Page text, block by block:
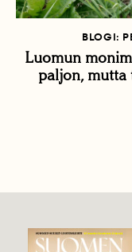
BLOGI:
Luomun
paljon, mutta